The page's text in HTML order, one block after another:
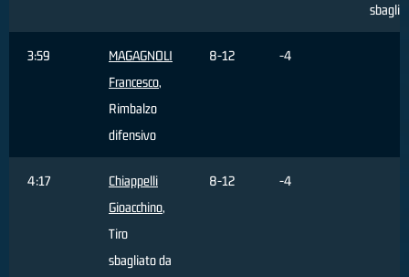
3:59
MAGAGNOLI
Francesco,
Rimbalzo
difensivo
8-12 -4
4:17
Chiappelli
Gioacchino,
Tiro
sbagliato da
8-12 -4